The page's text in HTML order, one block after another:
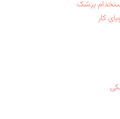
پزشک
کار